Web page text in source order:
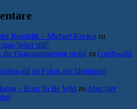
Republik – Michael Kockot zu
lieber still“
die Diagonalquerung mobil zu Greifswald
im Fokus der Identitären
– Born To Be Wild zu Aber hier